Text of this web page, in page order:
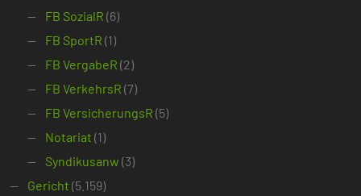
FB SozialR (6)
FB SportR (1)
FB VergabeR (2)
FB VerkehrsR (7)
FB VersicherungsR (5)
Notariat (1)
Syndikusanw (3)
Gericht (5.159)